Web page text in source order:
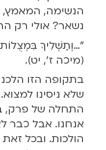
הנשימה,
נשאר? אולי רק
"…וְתַשְׁלִיךְ
(מיכה ז', יט).
בתקופה הזו
שלא ניסינו
התחלה של פרק,
אנחנו. אבל כבר
הולכות. ובכל זאת